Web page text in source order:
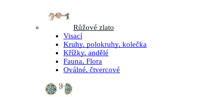
Růžové zlato
Visací
Kruhy, polokruhy, kolečka
Křížky, andělé
Fauna, Flora
Oválné, čtvercové